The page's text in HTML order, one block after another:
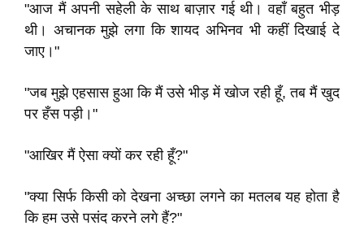
"आज मैं अपनी सहेली के साथ बाज़ार गई थी। वहाँ बहुत भीड़
थी। अचानक मुझे लगा कि शायद अभिनव भी कहीं दिखाई दे
जाए।"
"जब मुझे एहसास हुआ कि मैं उसे भीड़ में खोज रही हूँ, तब मैं खुद
पर हँस पड़ी।"
"आखिर मैं ऐसा क्यों कर रही हूँ?"
"क्या सिर्फ किसी को देखना अच्छा लगने का मतलब यह होता है
कि हम उसे पसंद करने लगे हैं?"